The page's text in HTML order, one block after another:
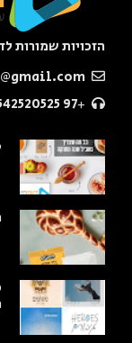
הזכויות שמורות לדוס
+97 2542520525